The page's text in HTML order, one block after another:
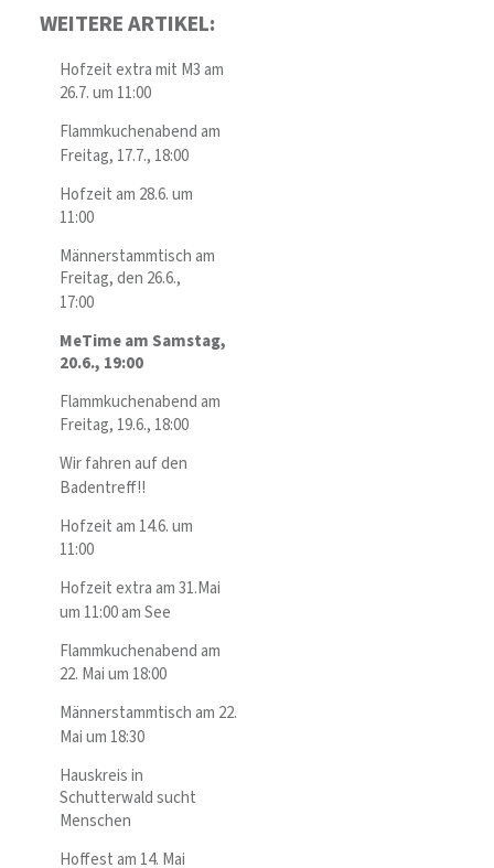
WEITERE ARTIKEL:
Hofzeit extra mit M3 am
26.7. um 11:00
Flammkuchenabend am
Freitag, 17.7., 18:00
Hofzeit am 28.6. um
11:00
Männerstammtisch am
Freitag, den 26.6.,
17:00
MeTime am Samstag,
20.6., 19:00
Flammkuchenabend am
Freitag, 19.6., 18:00
Wir fahren auf den
Badentreff!!
Hofzeit am 14.6. um
11:00
Hofzeit extra am 31.Mai
um 11:00 am See
Flammkuchenabend am
22. Mai um 18:00
Männerstammtisch am 22.
Mai um 18:30
Hauskreis in
Schutterwald sucht
Menschen
Hoffest am 14. Mai